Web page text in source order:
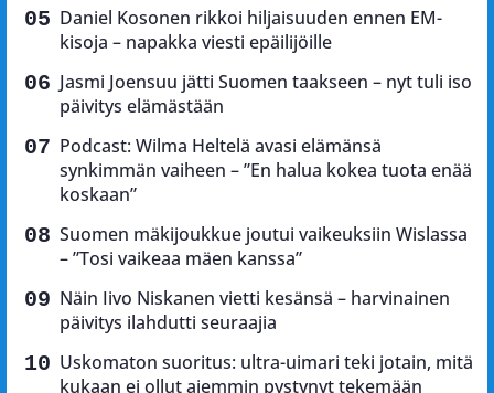
Daniel Kosonen rikkoi hiljaisuuden ennen EM-
kisoja – napakka viesti epäilijöille
Jasmi Joensuu jätti Suomen taakseen – nyt tuli iso
päivitys elämästään
Podcast: Wilma Heltelä avasi elämänsä
synkimmän vaiheen – ”En halua kokea tuota enää
koskaan”
Suomen mäkijoukkue joutui vaikeuksiin Wislassa
– ”Tosi vaikeaa mäen kanssa”
Näin Iivo Niskanen vietti kesänsä – harvinainen
päivitys ilahdutti seuraajia
Uskomaton suoritus: ultra-uimari teki jotain, mitä
kukaan ei ollut aiemmin pystynyt tekemään